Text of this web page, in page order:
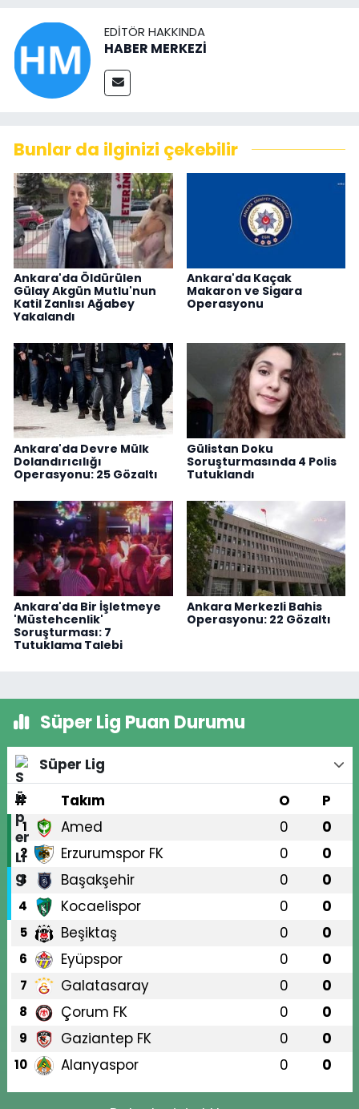
EDITÖR HAKKINDA
HABER MERKEZİ
Bunlar da ilginizi çekebilir
Ankara'da Öldürülen
Gülay Akgün Mutlu'nun
Katil Zanlısı Ağabey
Yakalandı
Ankara'da Kaçak
Makaron ve Sigara
Operasyonu
Ankara'da Devre Mülk
Dolandırıcılığı
Operasyonu: 25 Gözaltı
Gülistan Doku
Soruşturmasında 4 Polis
Tutuklandı
Ankara'da Bir İşletmeye
'Müstehcenlik'
Soruşturması: 7
Tutuklama Talebi
Ankara Merkezli Bahis
Operasyonu: 22 Gözaltı
Süper Lig Puan Durumu
Süper Lig
#
Takım O P
1 Amed 0 0
2 Erzurumspor FK 0 0
3 Başakşehir 0 0
4 Kocaelispor 0 0
5 Beşiktaş 0 0
6 Eyüpspor 0 0
7 Galatasaray 0 0
8 Çorum FK 0 0
9 Gaziantep FK 0 0
10 Alanyaspor 0 0